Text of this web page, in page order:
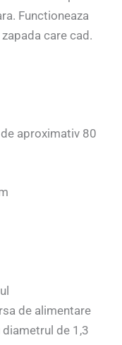
Functioneaza
care cad.
aproximativ 80
de alimentare
de 1,3